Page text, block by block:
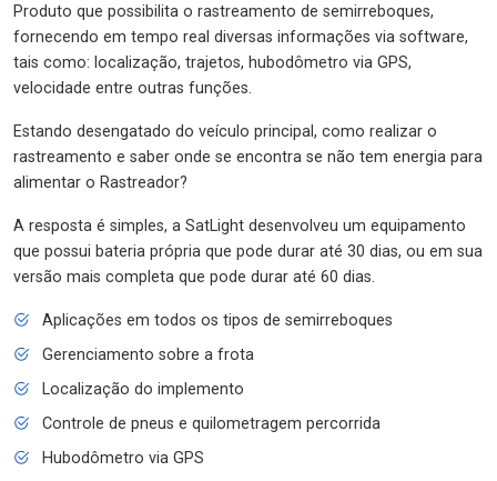
Produto que possibilita o rastreamento de semirreboques,
fornecendo em tempo real diversas informações via software,
tais como: localização, trajetos, hubodômetro via GPS,
velocidade entre outras funções.
Estando desengatado do veículo principal, como realizar o
rastreamento e saber onde se encontra se não tem energia para
alimentar o Rastreador?
A resposta é simples, a SatLight desenvolveu um equipamento
que possui bateria própria que pode durar até 30 dias, ou em sua
versão mais completa que pode durar até 60 dias.
Aplicações em todos os tipos de semirreboques
Gerenciamento sobre a frota
Localização do implemento
Controle de pneus e quilometragem percorrida
Hubodômetro via GPS